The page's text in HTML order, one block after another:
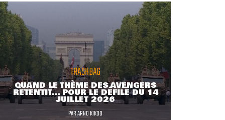
TRASHBAG
QUAND LE THÈME DES AVENGERS
RETENTIT... POUR LE DÉFILÉ DU 14
JUILLET 2026
PARARNO KIKOO